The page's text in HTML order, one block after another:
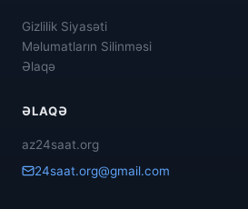
Gizlilik Siyasəti
Məlumatların Silinməsi
Əlaqə
ƏLAQƏ
az24saat.org
24saat.org@gmail.com